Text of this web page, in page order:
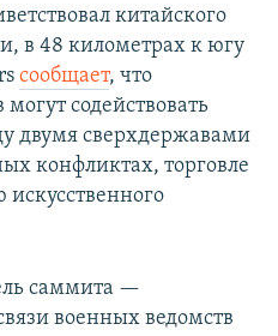
китайского
в 48 километрах к югу
сообщает, что
содействовать
двумя сверхдержавами
конфликтах, торговле
саммита —
военных ведомств